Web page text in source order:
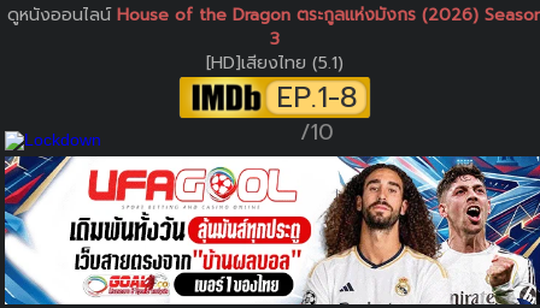
ดูหนังออนไลน์House of the Dragon ตระกูลแห่งมังกร (2026)
3
[HD]เสียงไทย (5.1)
EP.1-8
/10